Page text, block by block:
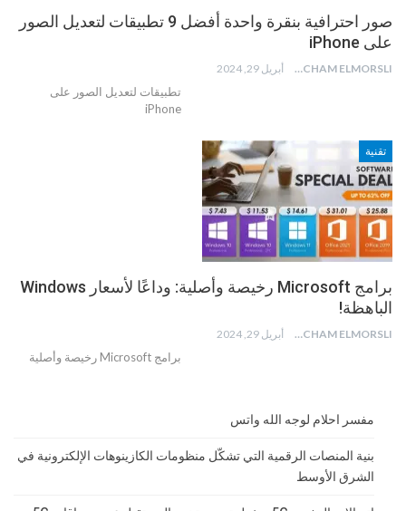
صور احترافية بنقرة واحدة أفضل 9 تطبيقات لتعديل الصور
على iPhone
HICHAM ELMORSLI أبريل 29, 2024
تطبيقات لتعديل الصور على
iPhone
تقنية
برامج Microsoft رخيصة وأصلية: وداعًا لأسعار Windows
الباهظة!
HICHAM ELMORSLI أبريل 29, 2024
برامج Microsoft رخيصة وأصلية
مفسر احلام لوجه الله واتس
بنية المنصات الرقمية التي تشكّل منظومات الكازينوهات الإلكترونية في
الشرق الأوسط